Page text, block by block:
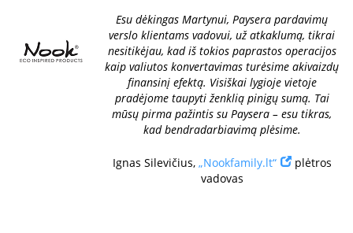
Esu dėkingas Martynui, Paysera pardavimų
verslo klientams vadovui, už atkaklumą, tikrai
nesitikėjau, kad iš tokios paprastos operacijos
kaip valiutos konvertavimas turėsime akivaizdų
finansinį efektą. Visiškai lygioje vietoje
pradėjome taupyti ženklią pinigų sumą. Tai
mūsų pirma pažintis su Paysera – esu tikras,
kad bendradarbiavimą plėsime.
Ignas Silevičius, „Nookfamily.lt“
plėtros
vadovas